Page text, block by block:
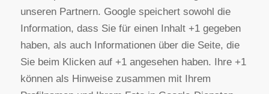
Anbieter ist die Google Inc., 1600 Amphitheatre
Parkway, Mountain View, CA 94043, USA.
Erfassung und Weitergabe von Informationen:
Mithilfe der Google+-Schaltfläche können Sie
Informationen weltweit veröffentlichen. Über die